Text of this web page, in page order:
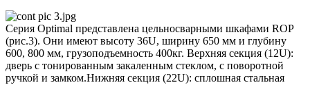
Серия Optimal представлена цельносварными шкафами ROP
(рис.3). Они имеют высоту 36U, ширину 650 мм и глубину
600, 800 мм, грузоподъемность 400кг. Верхняя секция (12U):
дверь с тонированным закаленным стеклом, с поворотной
ручкой и замком.Нижняя секция (22U): сплошная стальная